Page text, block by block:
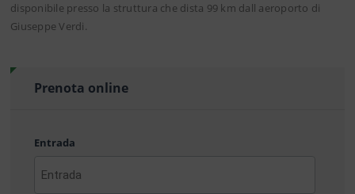
disponibile presso la struttura che dista 99 km dall aeroporto di
Giuseppe Verdi.
Prenota online
Entrada